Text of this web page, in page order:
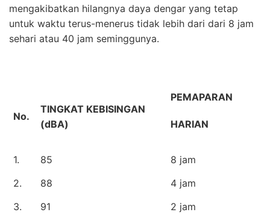
mengakibatkan hilangnya daya dengar yang tetap
untuk waktu terus-menerus tidak lebih dari dari 8 jam
sehari atau 40 jam seminggunya.
No.
TINGKAT KEBISINGAN
(dBA)
PEMAPARAN
HARIAN
1. 85
8 jam
2.
88
4 jam
3.
91
2 jam